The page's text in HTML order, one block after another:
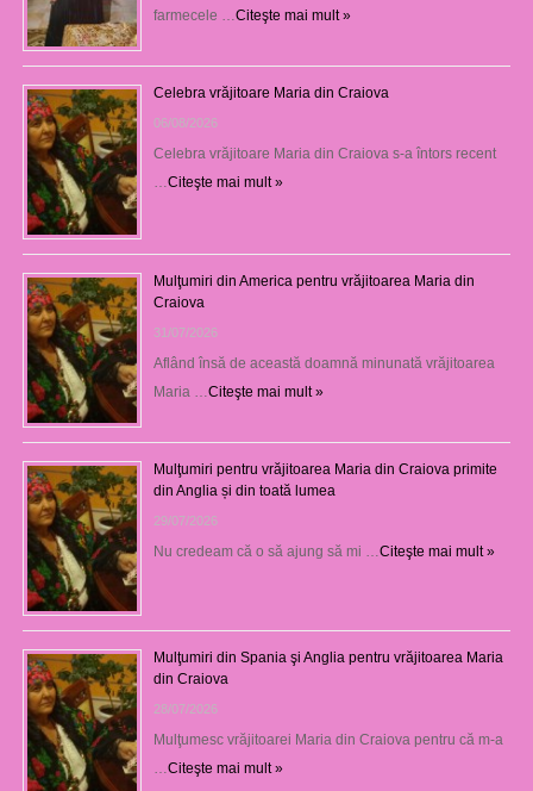
farmecele … Citeşte mai mult »
Celebra vrăjitoare Maria din Craiova
06/08/2026
Celebra vrăjitoare Maria din Craiova s-a întors recent
Citeşte mai mult »
Mulţumiri din America pentru vrăjitoarea Maria din
Craiova
31/07/2026
Aflând însă de această doamnă minunată vrăjitoarea
Maria … Citeşte mai mult »
Mulţumiri pentru vrăjitoarea Maria din Craiova primite
din Anglia și din toată lumea
29/07/2026
Nu credeam că o să ajung să mi … Citeşte mai mult »
Mulţumiri din Spania şi Anglia pentru vrăjitoarea Maria
din Craiova
28/07/2026
Mulţumesc vrăjitoarei Maria din Craiova pentru că m-a
Citeşte mai mult »